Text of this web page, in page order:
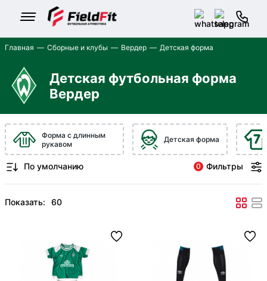
Главная Сборные и клубы Вердер Детская форма
Детская футбольная форма
Вердер
Форма с длинным
рукавом
Детская форма
0 Фильтры
Показать: